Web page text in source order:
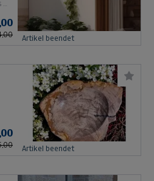
Artikel beendet
Artikel beendet